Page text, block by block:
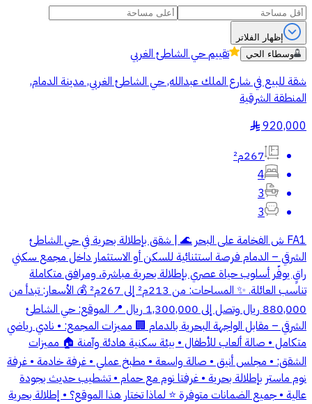
إظهار الفلاتر
وسطاء الحي
تقييمحي الشاطئ الغربي
شقة للبيع في شارع الملك عبدالله, حي الشاطئ الغربي, مدينة الدمام,
المنطقة الشرقية
920,000
§
267م²
4
3
3
FA1 ش الفخامة على البحر 🌊 | شقق بإطلالة بحرية في حي الشاطئ
الشرقي – الدمام فرصة استثنائية للسكن أو الاستثمار داخل مجمع سكني
راقٍ يوفّر أسلوب حياة عصري بإطلالة بحرية مباشرة، ومرافق متكاملة
تناسب العائلة. ✨ المساحات: من 213م² إلى 267م² 💰 الأسعار: تبدأ من
880,000 ريال وتصل إلى 1,300,000 ريال 📍 الموقع: حي الشاطئ
الشرقي – مقابل الواجهة البحرية بالدمام 🏢 مميزات المجمع: • نادي رياضي
متكامل • صالة ألعاب للأطفال • بيئة سكنية هادئة وآمنة 🏠 مميزات
الشقق: • مجلس أنيق • صالة واسعة • مطبخ عملي • غرفة خادمة • غرفة
نوم ماستر بإطلالة بحرية • غرفتا نوم مع حمام • تشطيب حديث بجودة
عالية • جميع الضمانات متوفرة ⭐ لماذا تختار هذا الموقع؟ • إطلالة بحرية